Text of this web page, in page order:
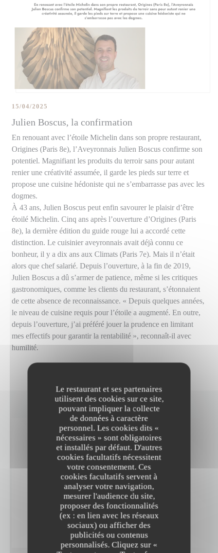
Le restaurant et ses partenaires
utilisent des cookies sur ce site,
pouvant impliquer la collecte
de données à caractère
personnel. Les cookies dits «
nécessaires » sont obligatoires
et installés par défaut. D'autres
cookies facultatifs nécessitent
votre consentement. Ces
cookies facultatifs servent à
analyser votre navigation,
mesurer l'audience du site,
proposer des fonctionnalités
(ex : en lien avec les réseaux
sociaux) ou afficher des
publicités ou contenus
personnalisés. Cliquez sur «
Julien Boscus, la confirmation
15/04/2025
En renouant avec l’étoile Michelin dans son propre restaurant,
Origines (Paris 8e), l’Aveyronnais Julien Boscus confirme son
potentiel. Magnifiant les produits du terroir sans pour autant
renier une créativité assumée, il garde les pieds sur terre et
propose une cuisine hédoniste qui ne s’embarrasse pas avec les
dogmes.
À 43 ans, Julien Boscus peut enfin savourer le plaisir d’être
étoilé Michelin. Cinq ans après l’ouverture d’Origines (Paris
8e), la dernière édition du guide rouge lui a accordé cette
distinction. Le cuisinier aveyronnais avait déjà connu ce
bonheur, il y a dix ans aux Climats (Paris 7e). Mais il n’était
alors que chef salarié. Depuis l’ouverture, à la fin de 2019,
Julien Boscus a dû s’armer de patience, même si les critiques
gastronomiques, comme les clients du restaurant, s’étonnaient
de cette absence de reconnaissance. « Depuis quelques années,
le niveau de cuisine requis pour l’étoile a augmenté. En outre,
depuis l’ouverture, j’ai préféré jouer la prudence en limitant
mes effectifs pour garantir la rentabilité », reconnaît-il avec
humilité.